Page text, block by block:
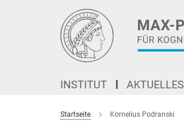
INSTITUT AKTUELLES
Startseite Kornelius Podranski